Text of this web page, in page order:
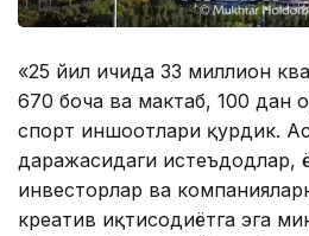
«25 йил ичида 33 миллион
670 боғча ва мактаб, 100 дан
спорт иншоотлари қурдик.
даражасидаги истеъдодлар,
инвесторлар ва
креатив иқтисодиётга эга